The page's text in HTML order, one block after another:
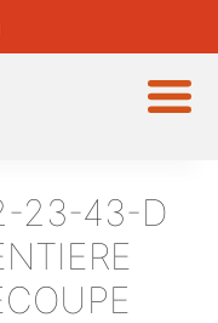
23-43-D